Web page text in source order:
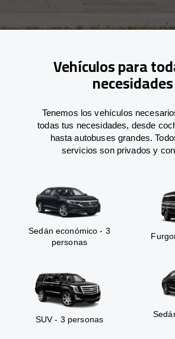
Vehículos para
necesidades
Tenemos los vehículos
todas tus necesidades, desde
hasta autobuses grandes.
servicios son privados y
Sedán económico - 3
personas
SUV - 3 personas